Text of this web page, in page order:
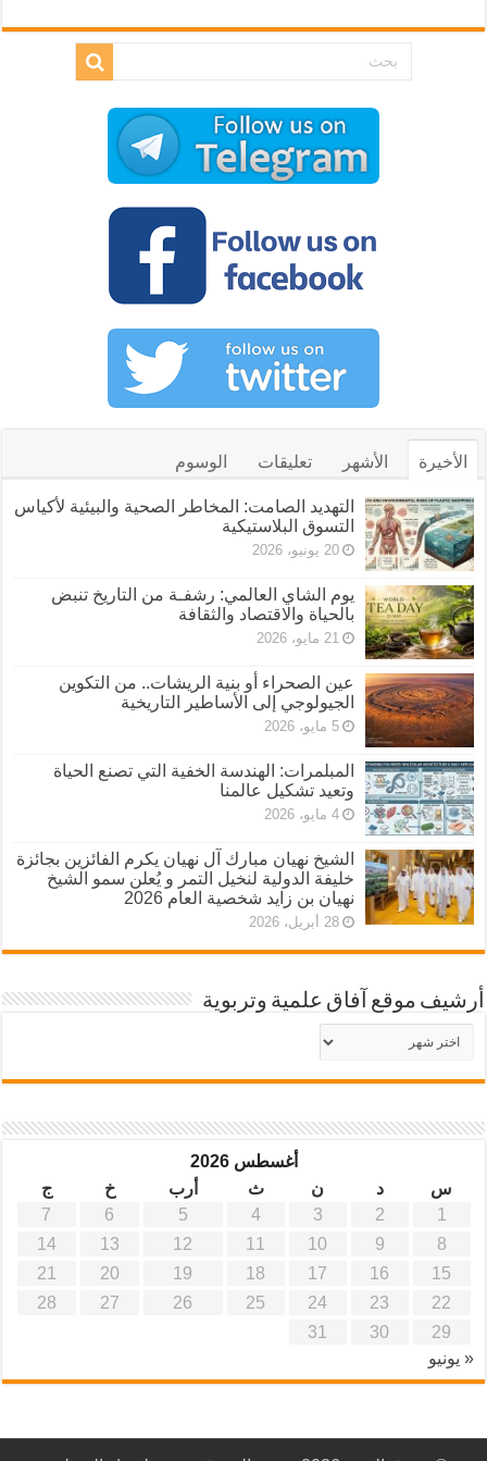
الأخيرة الأشهر تعليقات الوسوم
التهديد الصامت: المخاطر الصحية والبيئية لأكياس
التسوق البلاستيكية
20 يونيو، 2026
يوم الشاي العالمي: رشفـة من التاريخ تنبض
بالحياة والاقتصاد والثقافة
21 مايو، 2026
عين الصحراء أو بنية الريشات.. من التكوين
الجيولوجي إلى الأساطير التاريخية
5 مايو، 2026
المبلمرات: الهندسة الخفية التي تصنع الحياة
وتعيد تشكيل عالمنا
4 مايو، 2026
الشيخ نهيان مبارك آل نهيان يكرم الفائزين بجائزة
خليفة الدولية لنخيل التمر و يُعلن سمو الشيخ
نهيان بن زايد شخصية العام 2026
28 أبريل، 2026
أرشيف موقع آفاق علمية وتربوية
أرشيف
موقع
آفاق
أغسطس 2026
س
د ن ث أرب خ
ج
1
2
3
4
5
6
7
8
9
10
11
12
13
14
15
16
17
18
19
20
21
22
23
24
25
26
27
28
29
30
31
« يونيو